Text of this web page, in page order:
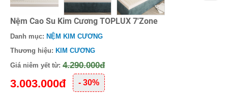
Nệm Cao Su Kim Cương TOPLUX 7'Zone
Danh mục: NỆM KIM CƯƠNG
Thương hiệu: KIM CƯƠNG
Giá niêm yết từ: 4.290.000đ
3.003.000đ - 30%